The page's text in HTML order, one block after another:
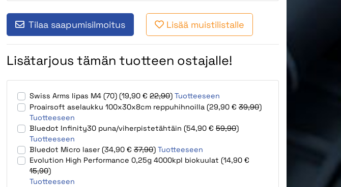
Tilaa saapumisilmoitus Lisää muistilistalle
Lisätarjous tämän tuotteen ostajalle!
Swiss Arms lipas M4 (70) (19,90 € 22,90) Tuotteeseen
Proairsoft aselaukku 100x30x8cm reppuhihnoilla (29,90 € 39,90)
Tuotteeseen
Bluedot Infinity30 puna/viherpistetähtäin (54,90 € 59,90)
Tuotteeseen
Bluedot Micro laser (34,90 € 37,90) Tuotteeseen
Evolution High Performance 0,25g 4000kpl biokuulat (14,90 €
15,90)
Tuotteeseen